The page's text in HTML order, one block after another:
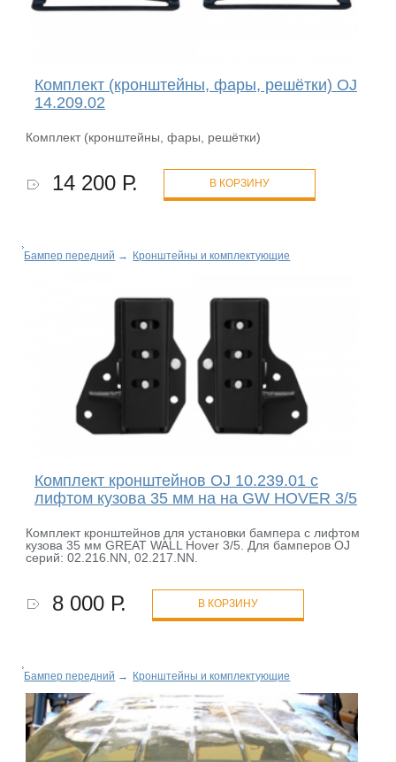
Комплект (кронштейны, фары, решётки) OJ
14.209.02
Комплект (кронштейны, фары, решётки)
14 200 Р. В КОРЗИНУ
Бампер передний → Кронштейны и комплектующие
Комплект кронштейнов OJ 10.239.01 c
лифтом кузова 35 мм на на GW HOVER 3/5
Комплект кронштейнов для установки бампера с лифтом
кузова 35 мм GREAT WALL Hover 3/5. Для бамперов OJ
серий: 02.216.NN, 02.217.NN.
8 000 Р. В КОРЗИНУ
Бампер передний → Кронштейны и комплектующие